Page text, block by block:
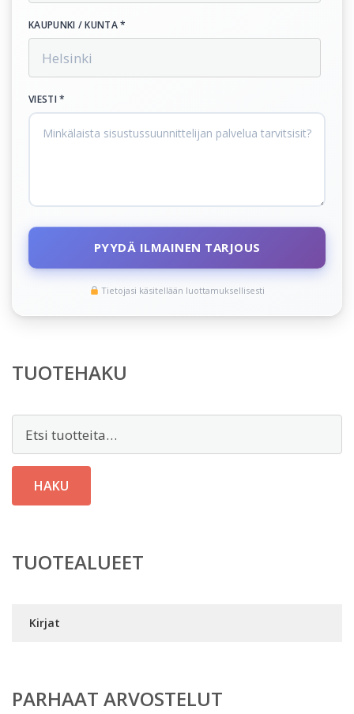
KAUPUNKI / KUNTA *
VIESTI *
PYYDÄ ILMAINEN TARJOUS
Tietojasi käsitellään luottamuksellisesti
TUOTEHAKU
HAKU
TUOTEALUEET
Kirjat
PARHAAT ARVOSTELUT